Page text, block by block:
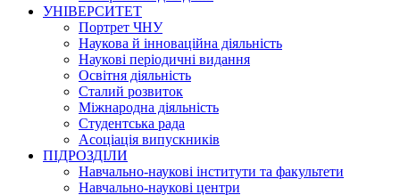
УНІВЕРСИТЕТ
Портрет ЧНУ
Наукова й інноваційна діяльність
Наукові періодичні видання
Освітня діяльність
Сталий розвиток
Міжнародна діяльність
Студентська рада
Асоціація випускників
ПІДРОЗДІЛИ
Навчально-наукові інститути та факультети
Навчально-наукові центри